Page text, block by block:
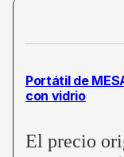
Portátil de
con vidrio
El precio